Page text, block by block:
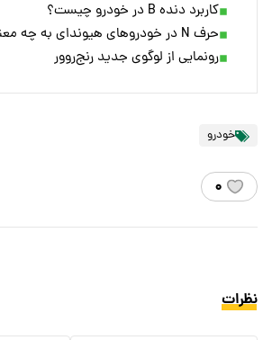
کاربرد دنده B در خودرو چیست؟
حرف N در خودروهای هیوندای به چه معناست؟
رونمایی از لوگوی جدید رنج‌روور
خودرو
۰
نظرات